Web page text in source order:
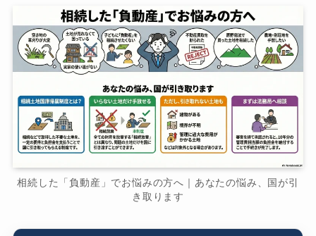
相続した「負動産」でお悩みの方へ｜あなたの悩み、国が引
き取ります